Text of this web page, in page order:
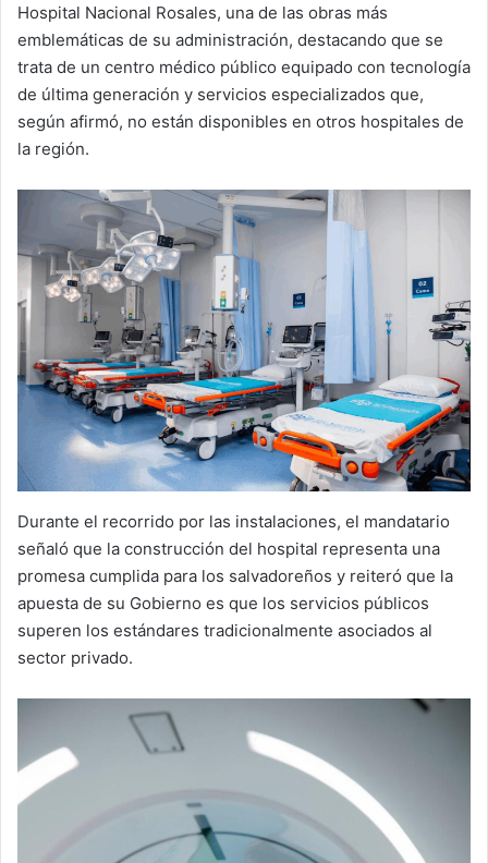
Hospital Nacional Rosales, una de las obras más
emblemáticas de su administración, destacando que se
trata de un centro médico público equipado con tecnología
de última generación y servicios especializados que,
según afirmó, no están disponibles en otros hospitales de
la región.
Durante el recorrido por las instalaciones, el mandatario
señaló que la construcción del hospital representa una
promesa cumplida para los salvadoreños y reiteró que la
apuesta de su Gobierno es que los servicios públicos
superen los estándares tradicionalmente asociados al
sector privado.